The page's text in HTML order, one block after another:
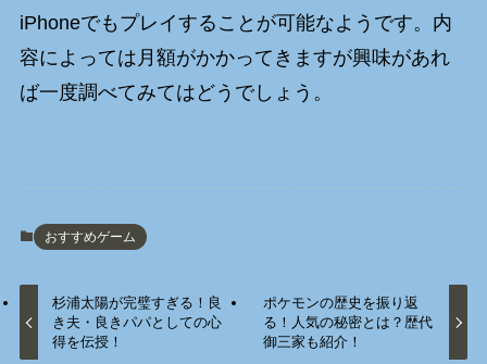
iPhoneでもプレイすることが可能なようです。内
容によっては月額がかかってきますが興味があれ
ば一度調べてみてはどうでしょう。
おすすめゲーム
杉浦太陽が完璧すぎる！良
き夫・良きパパとしての心
得を伝授！
ポケモンの歴史を振り返
る！人気の秘密とは？歴代
御三家も紹介！